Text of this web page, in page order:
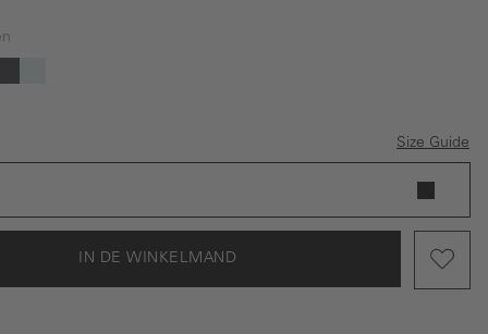
Donkerblauw
Size Guide
IN DE WINKELMAND